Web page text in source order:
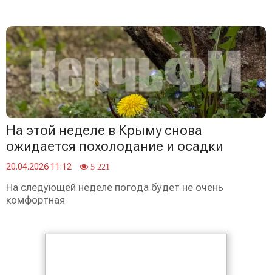
На этой неделе в Крыму снова
ожидается похолодание и осадки
20.04.2026 11:12 5 221
На следующей неделе погода будет не очень
комфортная